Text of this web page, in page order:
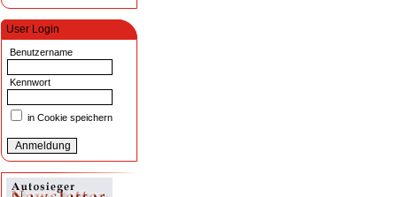
User Login
Benutzername
Kennwort
in Cookie speichern